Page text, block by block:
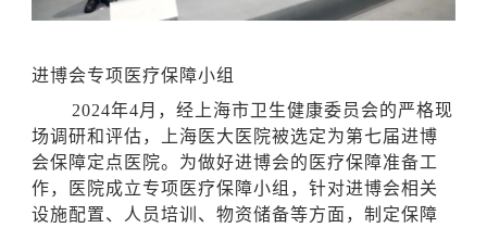
进博会专项医疗保障小组
2024年4月，经上海市卫生健康委员会的严格现
场调研和评估，上海医大医院被选定为第七届进博
会保障定点医院。为做好进博会的医疗保障准备工
作，医院成立专项医疗保障小组，针对进博会相关
设施配置、人员培训、物资储备等方面，制定保障